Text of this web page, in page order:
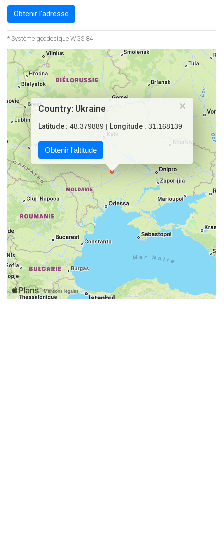
Obtenir l'adresse
* Système géodésique WGS 84
×
Country: Ukraine
Latitude : 48.379889 | Longitude : 31.168139
Obtenir l'altitude